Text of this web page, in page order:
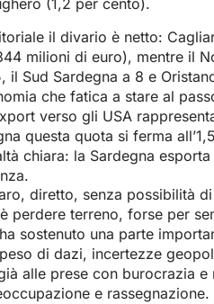
(1,2 per cento).
il divario è netto:
milioni di euro), mentre il
il Sud Sardegna a 8 e
che fatica a stare al
verso gli USA
questa quota si ferma
chiara: la Sardegna
diretto, senza possibilità
perdere terreno, forse per
sostenuto una parte
di dazi, incertezze
alle prese con burocrazia
e rassegnazione.